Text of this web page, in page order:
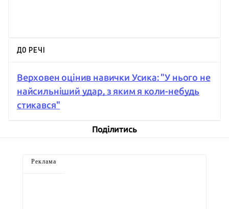
ДО РЕЧІ
Верховен оцінив навички Усика: "У нього не
найсильніший удар, з яким я коли-небудь
стикався"
Поділитись
Реклама